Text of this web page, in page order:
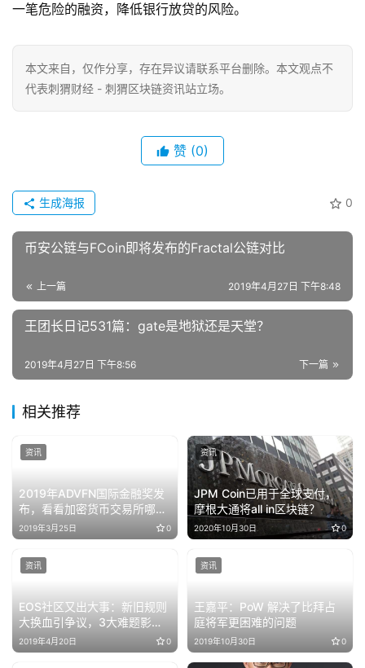
一笔危险的融资，降低银行放贷的风险。
本文来自 ，仅作分享，存在异议请联系平台删除。本文观点不
代表刺猬财经 - 刺猬区块链资讯站立场。
赞 (0)
0
生成海报
币安公链与FCoin即将发布的Fractal公链对比
上一篇 2019年4月27日 下午8:48
王团长日记531篇：gate是地狱还是天堂？
下一篇
2019年4月27日 下午8:56
相关推荐
2019年ADVFN国际金融奖发
布，看看加密货币交易所哪家
强？
2019年3月25日 0
资讯
JPM Coin已用于全球支付，
摩根大通将all in区块链？
2020年10月30日 0
资讯
EOS社区又出大事：新旧规则
大换血引争议，3大难题影响
其未来发展
2019年4月20日 0
资讯
王嘉平：PoW 解决了比拜占
庭将军更困难的问题
2019年10月30日 0
资讯